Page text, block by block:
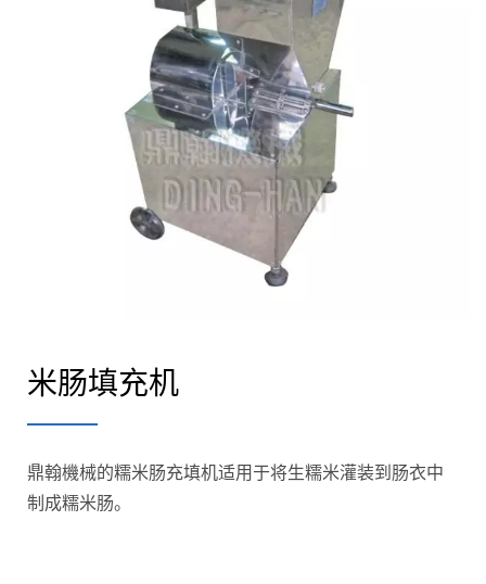
米肠填充机
鼎翰機械的糯米肠充填机适用于将生糯米灌装到肠衣中
制成糯米肠。